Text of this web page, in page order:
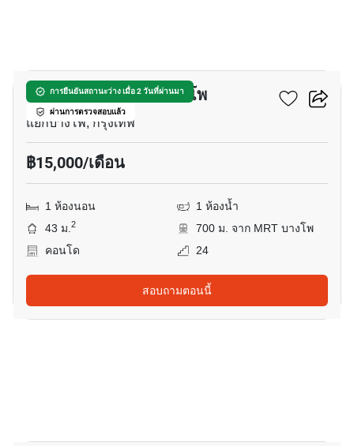
การยืนยันสถานะว่าง เมื่อ 2 วันที่ผ่านมา
ผ่านการตรวจสอบแล้ว
แชปเตอร์ วัน โฟลว์ บางโพ
แยกบางโพ, กรุงเทพ
฿15,000/เดือน
1 ห้องนอน
1 ห้องน้ำ
43 ม.2
700 ม. จาก MRT บางโพ
คอนโด
24
สอบถามตอนนี้